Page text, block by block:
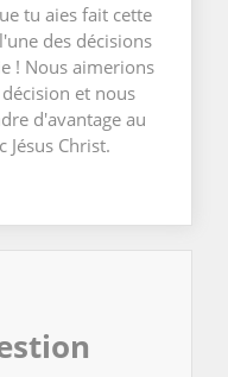
tu aies fait cette
des décisions
! Nous aimerions
et nous
d'avantage au
Jésus Christ.